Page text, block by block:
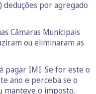
deduções por agregado
Câmaras Municipais
ou eliminaram as
pagar IMI. Se for este o
ano e perceba se o
manteve o imposto.